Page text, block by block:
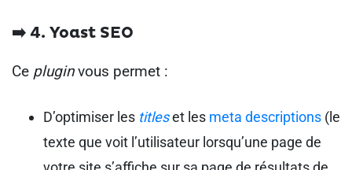
➡️ 4. Yoast SEO
Ce pluginvous permet :
D’optimiser les titleset les meta descriptions (le
texte que voit l’utilisateur lorsqu’une page de